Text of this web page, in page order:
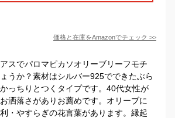
価格と在庫をAmazonでチェック >>
スでパロマピカソオリーブリーフモチ
うか？素材はシルバー925でできたぶら
っちりとつくタイプです。40代女性が
洒落さがありお薦めです。オリーブに
・やすらぎの花言葉があります。縁起